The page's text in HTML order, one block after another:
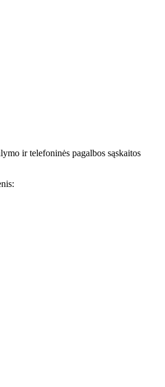
ir telefoninės pagalbos sąskaitos